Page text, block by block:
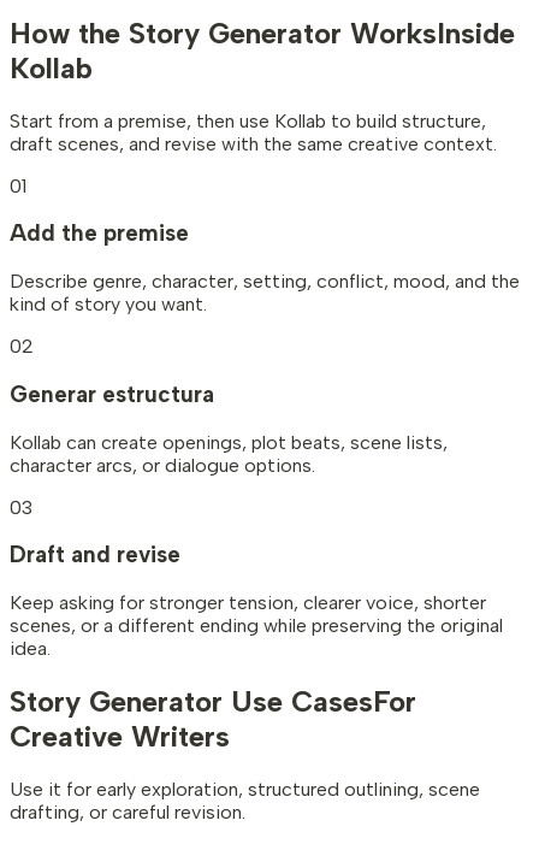
How the Story Generator WorksInside
Kollab
Start from a premise, then use Kollab to build structure,
draft scenes, and revise with the same creative context.
01
Add the premise
Describe genre, character, setting, conflict, mood, and the
kind of story you want.
02
Generar estructura
Kollab can create openings, plot beats, scene lists,
character arcs, or dialogue options.
03
Draft and revise
Keep asking for stronger tension, clearer voice, shorter
scenes, or a different ending while preserving the original
idea.
Story Generator Use CasesFor
Creative Writers
Use it for early exploration, structured outlining, scene
drafting, or careful revision.